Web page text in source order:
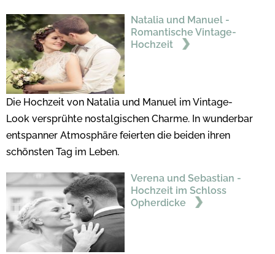
Natalia und Manuel -
Romantische Vintage-
Hochzeit
Die Hochzeit von Natalia und Manuel im Vintage-
Look versprühte nostalgischen Charme. In wunderbar
entspanner Atmosphäre feierten die beiden ihren
schönsten Tag im Leben.
Verena und Sebastian -
Hochzeit im Schloss
Opherdicke